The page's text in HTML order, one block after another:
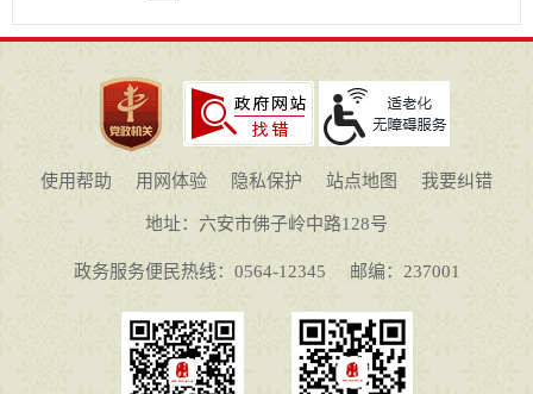
使用帮助 用网体验 隐私保护 站点地图 我要纠错
地址：六安市佛子岭中路128号
政务服务便民热线：0564-12345 邮编：237001